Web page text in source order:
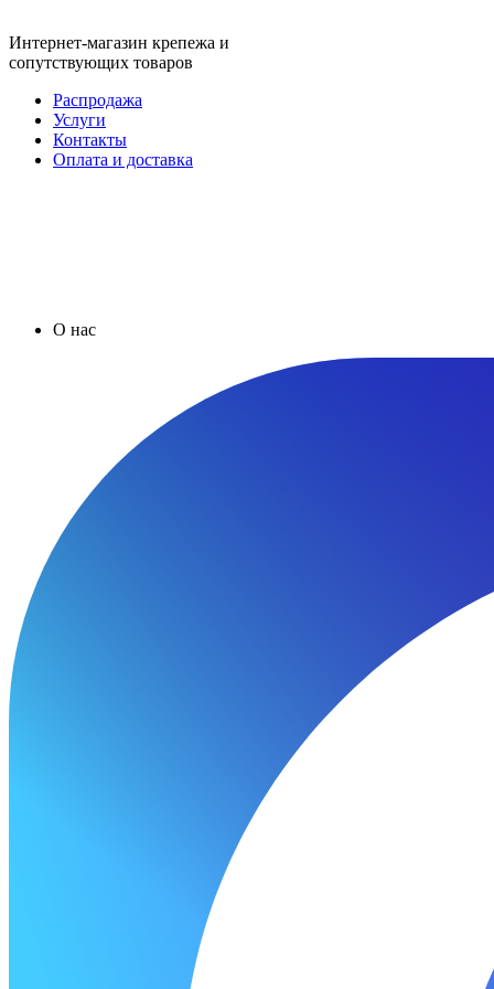
Интернет-магазин крепежа и
сопутствующих товаров
Распродажа
Услуги
Контакты
Оплата и доставка
О нас